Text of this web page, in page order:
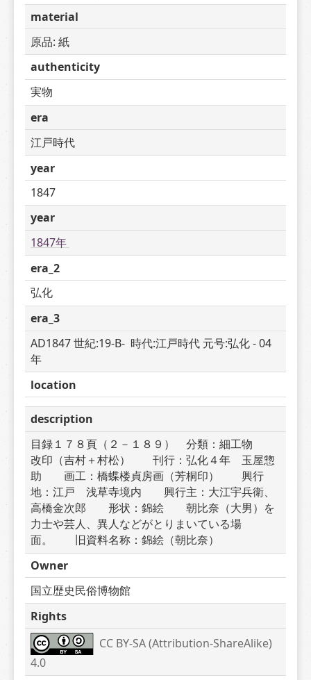
material
原品: 紙
authenticity
実物
era
江戸時代
year
1847
year
1847年
era_2
弘化
era_3
AD1847 世紀:19-B-  時代:江戸時代 元号:弘化 - 04
年
location
description
目録１７８頁（２－１８９）　分類：細工物
改印（吉村＋村松）　　刊行：弘化４年　玉屋惣
助　　画工：橋蝶楼貞房画（芳桐印）　　興行
地：江戸　浅草寺境内　　興行主：大江宇兵衛、
高橋金次郎　　形状：錦絵　　朝比奈（大男）を
力士や芸人、異人などがとりまいている場
面。　　旧資料名称：錦絵（朝比奈）
Owner
国立歴史民俗博物館
Rights
CC BY-SA (Attribution-ShareAlike)
4.0